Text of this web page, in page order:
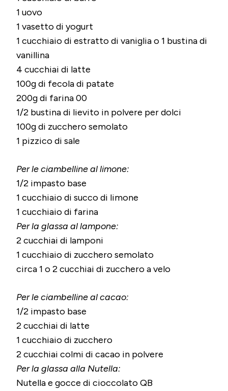
1 uovo
1 vasetto di yogurt
1 cucchiaio di estratto di vaniglia o 1 bustina di
vanillina
4 cucchiai di latte
100g di fecola di patate
200g di farina 00
1/2 bustina di lievito in polvere per dolci
100g di zucchero semolato
1 pizzico di sale
Per le ciambelline al limone:
1/2 impasto base
1 cucchiaio di succo di limone
1 cucchiaio di farina
Per la glassa al lampone:
2 cucchiai di lamponi
1 cucchiaio di zucchero semolato
circa 1 o 2 cucchiai di zucchero a velo
Per le ciambelline al cacao:
1/2 impasto base
2 cucchiai di latte
1 cucchiaio di zucchero
2 cucchiai colmi di cacao in polvere
Per la glassa alla Nutella:
Nutella e gocce di cioccolato QB